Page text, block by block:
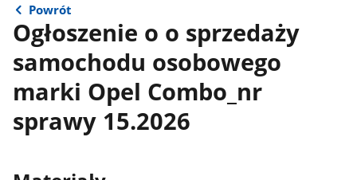
Powrót
Ogłoszenie o o sprzedaży
samochodu osobowego
marki Opel Combo_nr
sprawy 15.2026